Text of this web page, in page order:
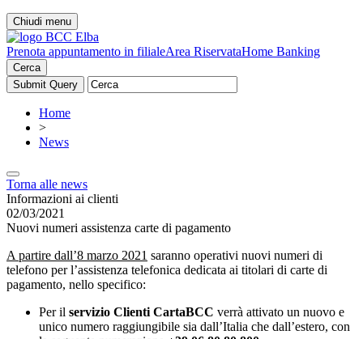
Chiudi menu
Prenota appuntamento in filialeArea RiservataHome Banking
Cerca
Home
>
News
Torna alle news
Informazioni ai clienti
02/03/2021
Nuovi numeri assistenza carte di pagamento
A partire dall’8 marzo 2021 saranno operativi nuovi numeri di
telefono per l’assistenza telefonica dedicata ai titolari di carte di
pagamento, nello specifico:
Per il servizio Clienti CartaBCC verrà attivato un nuovo e
unico numero raggiungibile sia dall’Italia che dall’estero, con